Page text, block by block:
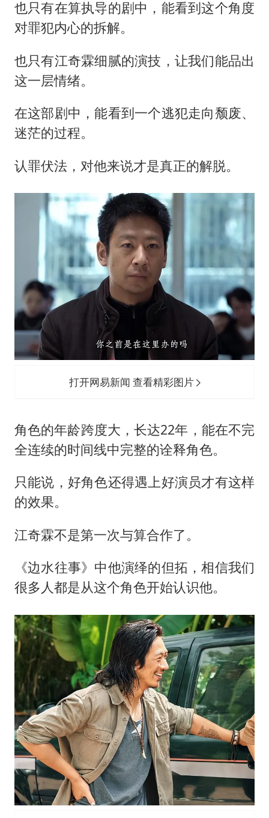
也只有在算执导的剧中，能看到这个角度
对罪犯内心的拆解。
也只有江奇霖细腻的演技，让我们能品出
这一层情绪。
在这部剧中，能看到一个逃犯走向颓废、
迷茫的过程。
认罪伏法，对他来说才是真正的解脱。
打开网易新闻 查看精彩图片
角色的年龄跨度大，长达22年，能在不完
全连续的时间线中完整的诠释角色。
只能说，好角色还得遇上好演员才有这样
的效果。
江奇霖不是第一次与算合作了。
《边水往事》中他演绎的但拓，相信我们
很多人都是从这个角色开始认识他。